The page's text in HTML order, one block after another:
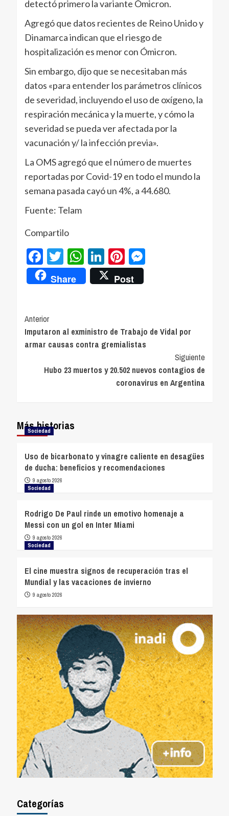
detectó primero la variante Ómicron.
Agregó que datos recientes de Reino Unido y
Dinamarca indican que el riesgo de
hospitalización es menor con Ómicron.
Sin embargo, dijo que se necesitaban más
datos «para entender los parámetros clínicos
de severidad, incluyendo el uso de oxígeno, la
respiración mecánica y la muerte, y cómo la
severidad se pueda ver afectada por la
vacunación y/ la infección previa».
La OMS agregó que el número de muertes
reportadas por Covid-19 en todo el mundo la
semana pasada cayó un 4%, a 44.680.
Fuente: Telam
Compartilo
Facebook
Twitter
WhatsApp
LinkedIn
Pinterest
Messenger
Share Post
Navegación
de
entradas
Anterior
Imputaron al exministro de Trabajo de Vidal por
armar causas contra gremialistas
Siguiente
Hubo 23 muertos y 20.502 nuevos contagios de
coronavirus en Argentina
Más historias
Sociedad
Uso de bicarbonato y vinagre caliente en desagües
de ducha: beneficios y recomendaciones
9 agosto 2026
Sociedad
Rodrigo De Paul rinde un emotivo homenaje a
Messi con un gol en Inter Miami
9 agosto 2026
Sociedad
El cine muestra signos de recuperación tras el
Mundial y las vacaciones de invierno
9 agosto 2026
Categorías